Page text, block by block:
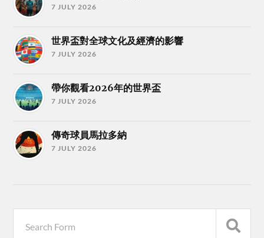
7 JULY 2026
世界盃對全球文化及經濟的影響
7 JULY 2026
帶你觀看2026年的世界盃
7 JULY 2026
傳奇球員馬拉多納
7 JULY 2026